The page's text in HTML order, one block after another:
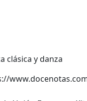
clásica y danza